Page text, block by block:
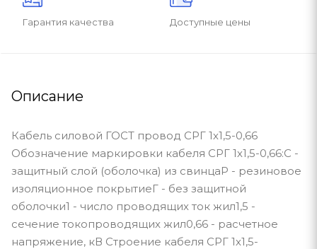
Гарантия качества Доступные цены
Описание
Кабель силовой ГОСТ провод СРГ 1х1,5-0,66
Обозначение маркировки кабеля СРГ 1х1,5-0,66:С -
защитный слой (оболочка) из свинцаР - резиновое
изоляционное покрытиеГ - без защитной
оболочки1 - число проводящих ток жил1,5 -
сечение токопроводящих жил0,66 - расчетное
напряжение, кВ Строение кабеля СРГ 1х1,5-